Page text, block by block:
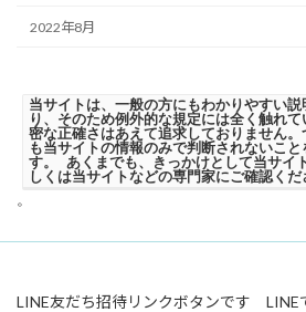
2022年8月
当サイトは、一般の方にもわかりやすい
り、そのため例外的な規定には全く触れ
密な正確さはあえて追求しておりません
も当サイトの情報のみで判断されないこ
す。 あくまでも、きっかけとして当サイ
しくは当サイトなどの専門家にご確認くだ
。
LINE友だち招待リンクボタンです LINE